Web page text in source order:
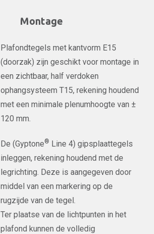
Montage
Plafondtegels met kantvorm E15
(doorzak) zijn geschikt voor montage in
een zichtbaar, half verdoken
ophangsysteem T15, rekening houdend
met een minimale plenumhoogte van ±
120 mm.
De (Gyptone® Line 4) gipsplaattegels
inleggen, rekening houdend met de
legrichting. Deze is aangegeven door
middel van een markering op de
rugzijde van de tegel.
Ter plaatse van de lichtpunten in het
plafond kunnen de volledig